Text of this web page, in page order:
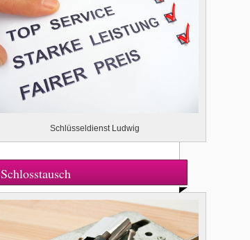
Schlüsseldienst Ludwig
Schlosstausch